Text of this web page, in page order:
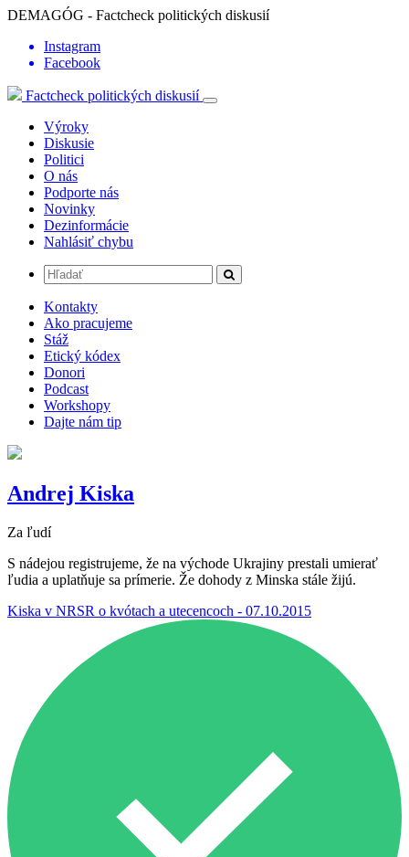
DEMAGÓG - Factcheck politických diskusií
Instagram
Facebook
Factcheck politických diskusií
Výroky
Diskusie
Politici
O nás
Podporte nás
Novinky
Dezinformácie
Nahlásiť chybu
Kontakty
Ako pracujeme
Stáž
Etický kódex
Donori
Podcast
Workshopy
Dajte nám tip
Andrej Kiska
Za ľudí
S nádejou registrujeme, že na východe Ukrajiny prestali umierať
ľudia a uplatňuje sa prímerie. Že dohody z Minska stále žijú.
Kiska v NRSR o kvótach a utecencoch - 07.10.2015